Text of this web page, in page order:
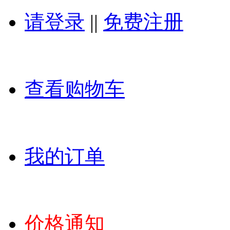
请登录 || 免费注册
查看购物车
我的订单
价格通知